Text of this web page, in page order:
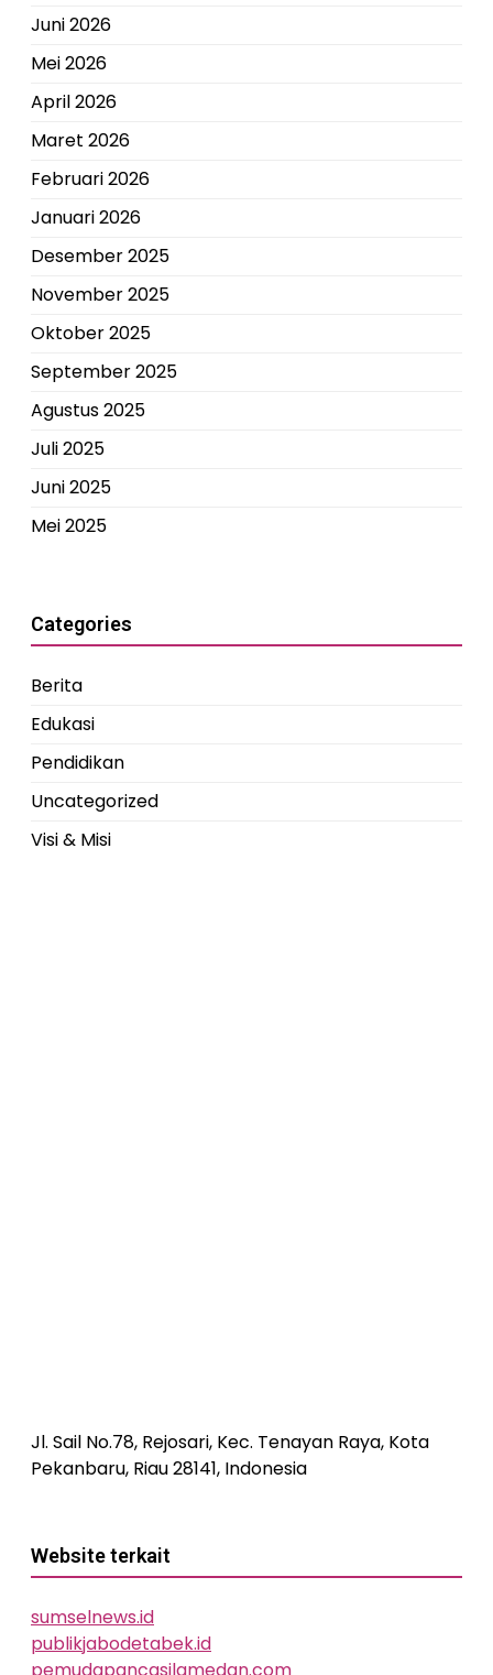
Juni 2026
Mei 2026
April 2026
Maret 2026
Februari 2026
Januari 2026
Desember 2025
November 2025
Oktober 2025
September 2025
Agustus 2025
Juli 2025
Juni 2025
Mei 2025
Categories
Berita
Edukasi
Pendidikan
Uncategorized
Visi & Misi
Jl. Sail No.78, Rejosari, Kec. Tenayan Raya, Kota
Pekanbaru, Riau 28141, Indonesia
Website terkait
sumselnews.id
publikjabodetabek.id